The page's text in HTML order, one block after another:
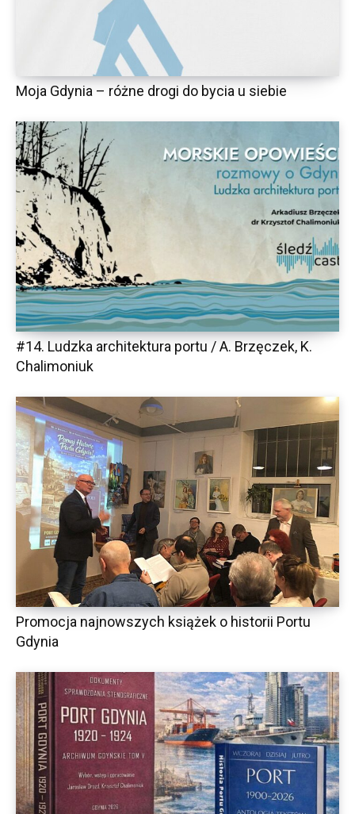
Moja Gdynia – różne drogi do bycia u siebie
#14. Ludzka architektura portu / A. Brzęczek, K.
Chalimoniuk
Promocja najnowszych książek o historii Portu
Gdynia